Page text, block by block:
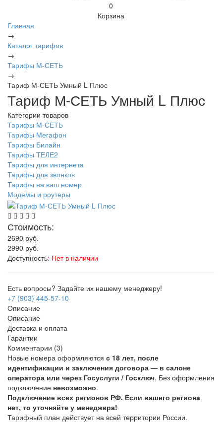
0
Корзина
Главная
→
Каталог тарифов
→
Тарифы М-СЕТЬ
→
Тариф М-СЕТЬ Умный L Плюс
Тариф М-СЕТЬ Умный L Плюс
Категории товаров
Тарифы М-СЕТЬ
Тарифы Мегафон
Тарифы Билайн
Тарифы ТЕЛЕ2
Тарифы для интернета
Тарифы для звонков
Тарифы на ваш номер
Модемы и роутеры
Стоимость:
2690 руб.
2990 руб.
Доступность: Нет в наличии
Есть вопросы? Задайте их нашему менеджеру!
+7 (903) 445-57-10
Описание
Описание
Доставка и оплата
Гарантии
Комментарии (3)
Новые номера оформляются с 18 лет, после
идентификации и заключения договора — в салоне
оператора или через Госуслуги / Госключ. Без оформления
подключение невозможно.
Подключение всех регионов РФ. Если вашего региона
нет, то уточняйте у менеджера!
Тарифный план действует на всей территории России.